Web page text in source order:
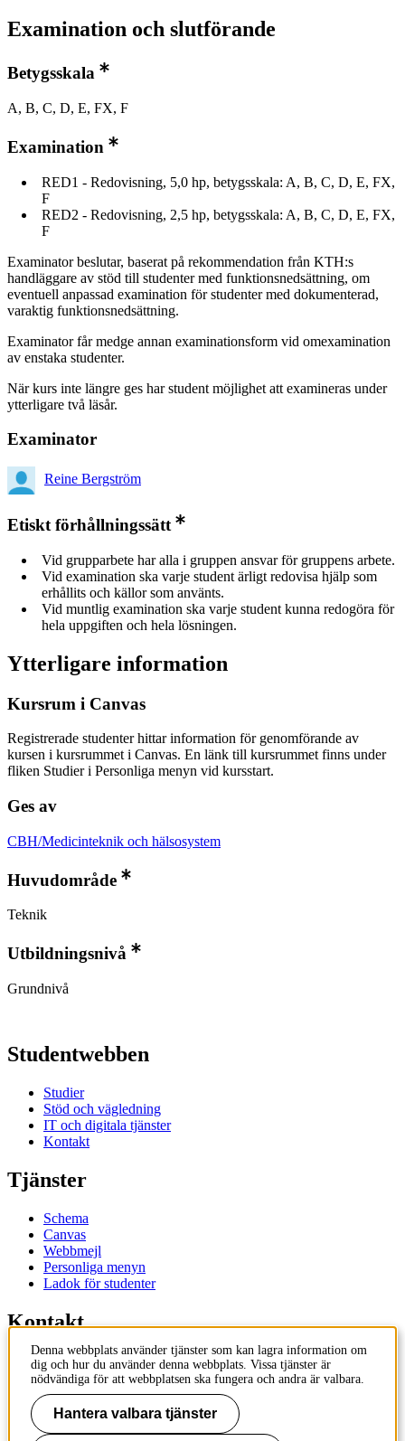
Examination och slutförande
Betygsskala
A, B, C, D, E, FX, F
Examination
RED1 - Redovisning, 5,0 hp, betygsskala: A, B, C, D, E, FX,
F
RED2 - Redovisning, 2,5 hp, betygsskala: A, B, C, D, E, FX,
F
Examinator beslutar, baserat på rekommendation från KTH:s
handläggare av stöd till studenter med funktionsnedsättning, om
eventuell anpassad examination för studenter med dokumenterad,
varaktig funktionsnedsättning.
Examinator får medge annan examinationsform vid omexamination
av enstaka studenter.
När kurs inte längre ges har student möjlighet att examineras under
ytterligare två läsår.
Examinator
Reine Bergström
Etiskt förhållningssätt
Vid grupparbete har alla i gruppen ansvar för gruppens arbete.
Vid examination ska varje student ärligt redovisa hjälp som
erhållits och källor som använts.
Vid muntlig examination ska varje student kunna redogöra för
hela uppgiften och hela lösningen.
Ytterligare information
Kursrum i Canvas
Registrerade studenter hittar information för genomförande av
kursen i kursrummet i Canvas. En länk till kursrummet finns under
fliken Studier i Personliga menyn vid kursstart.
Ges av
CBH/Medicinteknik och hälsosystem
Huvudområde
Teknik
Utbildningsnivå
Grundnivå
Studentwebben
Studier
Stöd och vägledning
IT och digitala tjänster
Kontakt
Tjänster
Schema
Canvas
Webbmejl
Personliga menyn
Ladok för studenter
Kontakt
Kontakta utbildningsprogram
Kontakta kurs
IT-support
KTH Entré
Denna webbplats använder tjänster som kan lagra information om
dig och hur du använder denna webbplats. Vissa tjänster är
nödvändiga för att webbplatsen ska fungera och andra är valbara.
Hantera valbara tjänster